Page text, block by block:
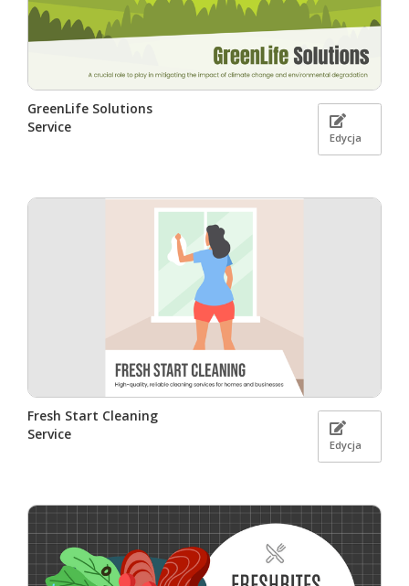
GreenLife Solutions
Service
Edycja
Fresh Start Cleaning
Service
Edycja